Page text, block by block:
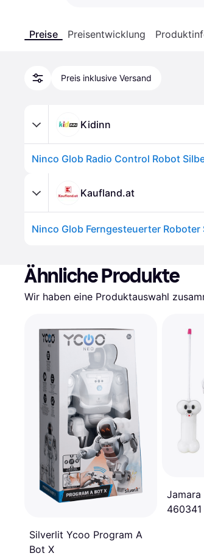
Preise Preisentwicklung
Preis inklusive Versand
Kidinn
Ninco Glob Radio Control Robot
Kaufland.at
Ninco Glob Ferngesteuerter Roboter
Ähnliche Produkte
Wir haben eine Produktauswahl
Silverlit Ycoo Program A
Bot X
Jamara
460341